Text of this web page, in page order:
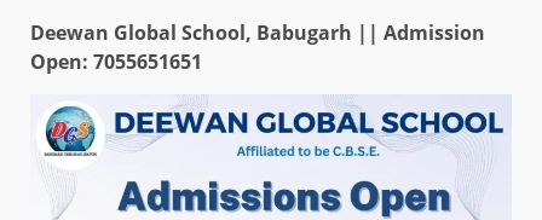
Deewan Global School, Babugarh || Admission
Open: 7055651651